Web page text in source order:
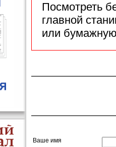
Посмотреть
главной
или
Ваше имя